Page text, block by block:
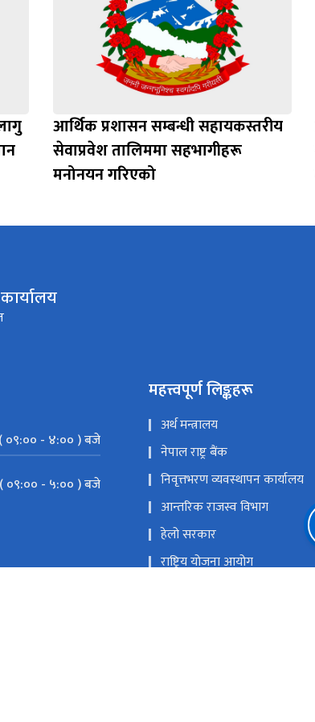
आर्थिक प्रशासन सम्बन्धी सहायकस्तरीय
सेवाप्रवेश तालिममा सहभागीहरू
मनोनयन गरिएको
( ०९:०० - ४:०० ) बजे
( ०९:०० - ५:०० ) बजे
महत्त्वपूर्ण लिङ्कहरू
अर्थ मन्त्रालय
नेपाल राष्ट्र बैंक
निवृत्तभरण व्यवस्थापन कार्यालय
आन्तरिक राजस्व विभाग
हेलो सरकार
राष्ट्रिय योजना आयोग